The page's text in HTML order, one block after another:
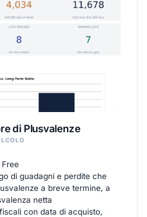
di Plusvalenze
di guadagni e perdite che
a breve termine, a
netta
con data di acquisto,